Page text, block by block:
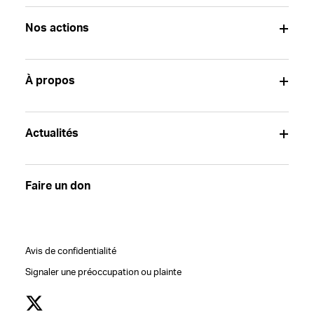
Nos actions
À propos
Actualités
Faire un don
Avis de confidentialité
Signaler une préoccupation ou plainte